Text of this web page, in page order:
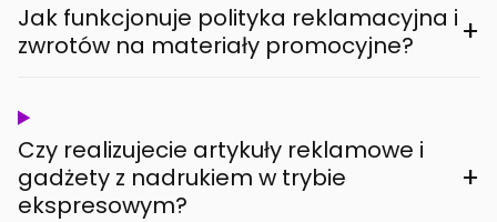
Jak funkcjonuje polityka reklamacyjna i
zwrotów na materiały promocyjne?
+
Czy realizujecie artykuły reklamowe i
gadżety z nadrukiem w trybie
ekspresowym?
+